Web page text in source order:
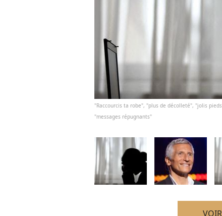
"Raccourcis ta robe", "plus de décolleté", "jolis
"messages répugnants"